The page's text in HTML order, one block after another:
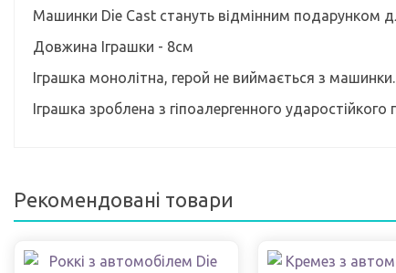
Машинки Die Cast стануть відмінним подарунком
Довжина Іграшки - 8см
Іграшка монолітна, герой не виймається з машинки.
Іграшка зроблена з гіпоалергенного
Рекомендовані товари